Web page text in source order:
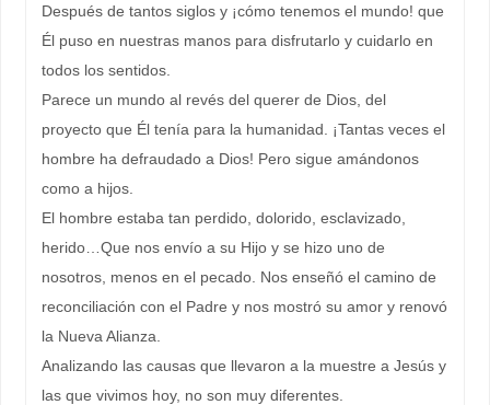
Después de tantos siglos y ¡cómo tenemos el mundo! que
Él puso en nuestras manos para disfrutarlo y cuidarlo en
todos los sentidos.
Parece un mundo al revés del querer de Dios, del
proyecto que Él tenía para la humanidad. ¡Tantas veces el
hombre ha defraudado a Dios! Pero sigue amándonos
como a hijos.
El hombre estaba tan perdido, dolorido, esclavizado,
herido…Que nos envío a su Hijo y se hizo uno de
nosotros, menos en el pecado. Nos enseñó el camino de
reconciliación con el Padre y nos mostró su amor y renovó
la Nueva Alianza.
Analizando las causas que llevaron a la muestre a Jesús y
las que vivimos hoy, no son muy diferentes.